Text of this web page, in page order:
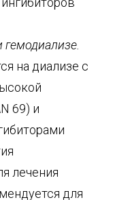
на диализе с
69) и
лечения
для